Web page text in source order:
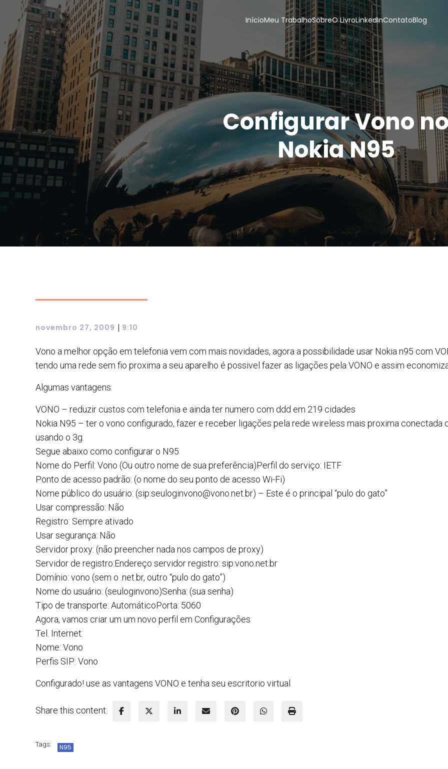
InícioMeu TrabalhoSobreO LivroLinkedInContatoBlog
Configurar Vono
Nokia N95
novembro 27, 2009 | 9:10
Vono a melhor opção em telefonia vem com mais novidades, agora a possibilidade usar Nokia n95 com
tendo uma rede sem fio proxima a seu aparelho é possivel fazer as ligações pela VONO e assim
Algumas vantagens:
VONO – reduzir custos com telefonia e ainda ter numero com ddd em 219 cidades
Nokia N95 – ter o vono configurado, fazer e receber ligações pela rede wireless mais proxima conectada
usando o 3g.
Segue abaixo como configurar o N95
Nome do Perfil: Vono (Ou outro nome de sua preferência)Perfil do serviço: IETF
Ponto de acesso padrão: (o nome do seu ponto de acesso Wi-Fi)
Nome público do usuário: (sip:seuloginvono@vono.net.br) – Este é o principal “pulo do gato”
Usar compressão: Não
Registro: Sempre ativado
Usar segurança: Não
Servidor proxy: (não preencher nada nos campos de proxy)
Servidor de registro:Endereço servidor registro: sip:vono.net.br
Domínio: vono (sem o .net.br, outro “pulo do gato”)
Nome do usuário: (seuloginvono)Senha: (sua senha)
Tipo de transporte: AutomáticoPorta: 5060
Agora, vamos criar um um novo perfil em Configurações
Tel. Internet:
Nome: Vono
Perfis SIP: Vono
Configurado! use as vantagens VONO e tenha seu escritorio virtual
Share this content:
Tags: N95